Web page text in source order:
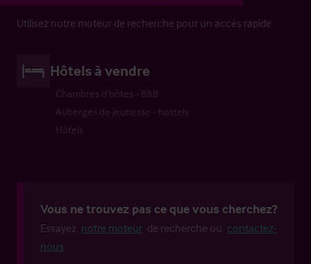
Utilisez notre moteur de recherche pour un accès rapide
Hôtels à vendre
Chambres d’hôtes - B&B
Auberges de jeunesse - hostels
Hôtels
Vous ne trouvez pas ce que vous cherchez?
Essayez notre moteur de recherche ou contactez-
nous